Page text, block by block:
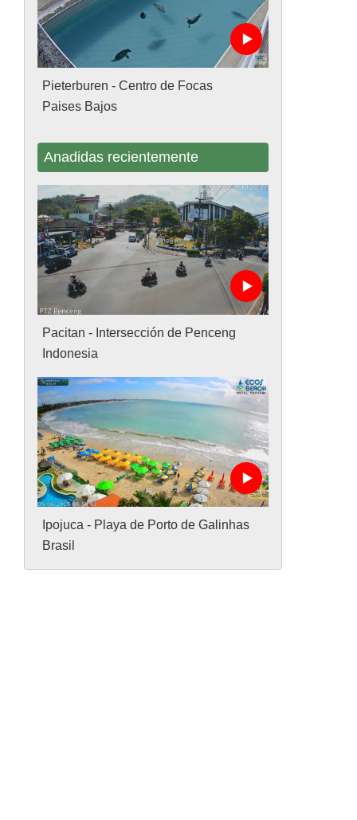
Pieterburen - Centro de Focas
Paises Bajos
Anadidas recientemente
Pacitan - Intersección de Penceng
Indonesia
Ipojuca - Playa de Porto de Galinhas
Brasil